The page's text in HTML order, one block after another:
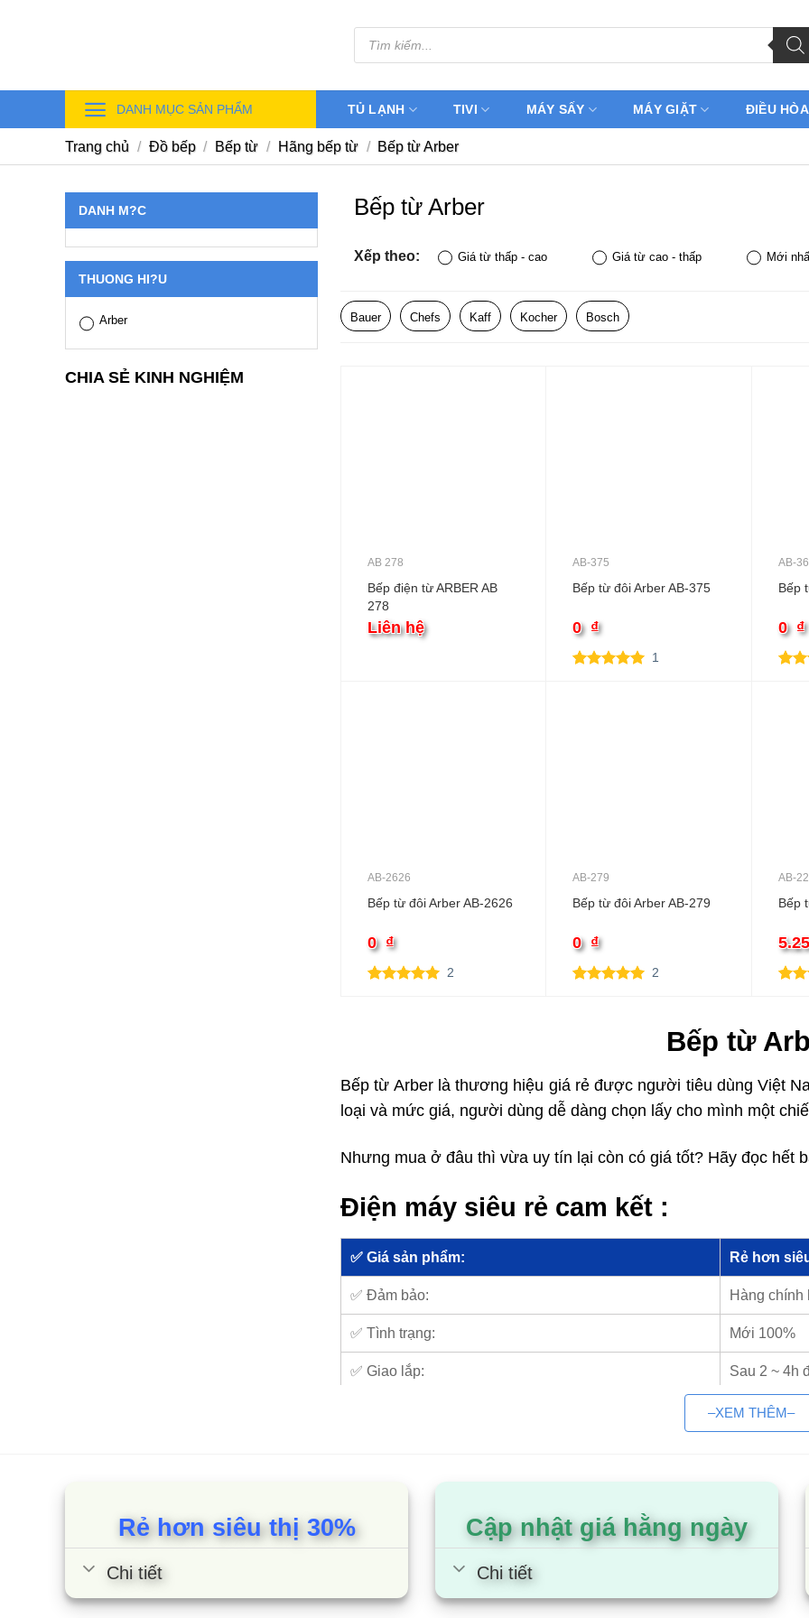
Tìm
kiếm
sản
DANH MỤC SẢN PHẨM TỦ LẠNH TIVI MÁY SẤY MÁY GIẶT ĐIỀU HÒA
Trang chủ / Đồ bếp / Bếp từ / Hãng bếp từ / Bếp từ Arber
DANH M?C
THUONG HI?U
Arber
CHIA SẺ KINH NGHIỆM
Bếp từ Arber
Xếp theo: Giá từ thấp - cao Giá từ cao - thấp Mới
Bauer Chefs Kaff Kocher Bosch
AB 278
Bếp điện từ ARBER AB
278
Liên hệ
AB-375
Bếp từ đôi Arber AB-375
0 ₫
1
AB-
Bếp
0 ₫
AB-2626
Bếp từ đôi Arber AB-2626
0 ₫
2
AB-279
Bếp từ đôi Arber AB-279
0 ₫
2
AB-
Bếp
Bếp từ
Bếp từ Arber là thương hiệu giá rẻ được người tiêu dùng Việt
loại và mức giá, người dùng dễ dàng chọn lấy cho mình một
Nhưng mua ở đâu thì vừa uy tín lại còn có giá tốt? Hãy đọc hết
Điện máy siêu rẻ cam kết :
✅ Giá sản phẩm: Rẻ hơn
✅ Đảm bảo: Hàng chính
✅ Tình trạng: Mới 100%
✅ Giao lắp: Sau 2 ~ 4h
Toàn quốc
1. Điện máy Siêu rẻ – Nhà phân
nước
1.1. Chính sách kinh doanh
–XEM THÊM–
Rẻ hơn siêu thị 30%
Chi tiết
Cập nhật giá hằng ngày
Chi tiết